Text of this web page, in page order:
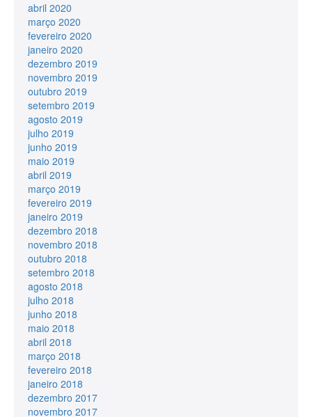
abril 2020
março 2020
fevereiro 2020
janeiro 2020
dezembro 2019
novembro 2019
outubro 2019
setembro 2019
agosto 2019
julho 2019
junho 2019
maio 2019
abril 2019
março 2019
fevereiro 2019
janeiro 2019
dezembro 2018
novembro 2018
outubro 2018
setembro 2018
agosto 2018
julho 2018
junho 2018
maio 2018
abril 2018
março 2018
fevereiro 2018
janeiro 2018
dezembro 2017
novembro 2017